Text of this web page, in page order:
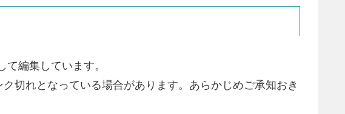
編集しています。
切れとなっている場合があります。あらかじめご承知おき